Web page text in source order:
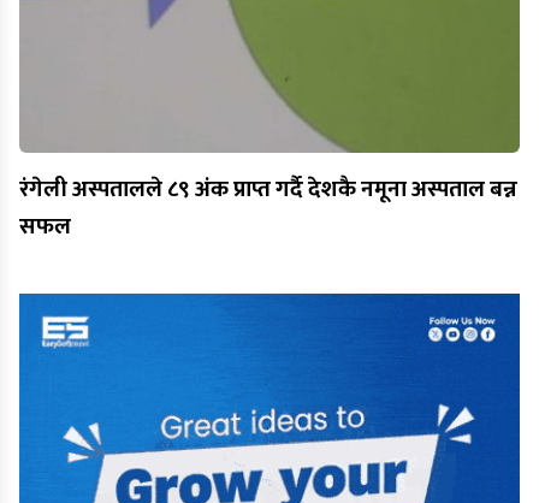
रंगेली अस्पतालले ८९ अंक प्राप्त गर्दै देशकै नमूना अस्पताल बन्न
सफल